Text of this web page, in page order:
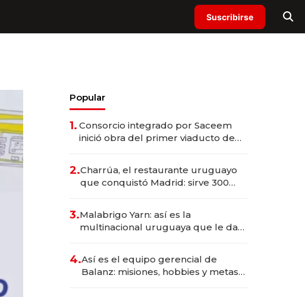
Suscribirse
Popular
1. Consorcio integrado por Saceem
inició obra del primer viaducto de
millones
2.Charrúa, el restaurante uruguayo
que conquistó Madrid: sirve 300
prepara apertura
3.Malabrigo Yarn: así es la
multinacional uruguaya que le da
4.Así es el equipo gerencial de
Balanz: misiones, hobbies y metas